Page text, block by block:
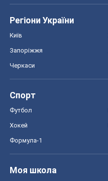
Регіони України
Київ
Запоріжжя
Черкаси
Спорт
Футбол
Хокей
Формула-1
Моя школа